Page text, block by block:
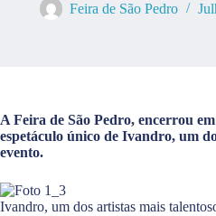
Feira de São Pedro
A Feira de São Pedro, encerrou
espetáculo único de Ivandro, um
evento.
Ivandro, um dos artistas mais